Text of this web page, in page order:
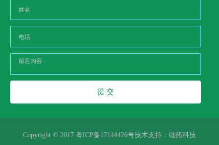
提 交
Copyright © 2017 粤ICP备17144426号技术支持： 镭拓科技